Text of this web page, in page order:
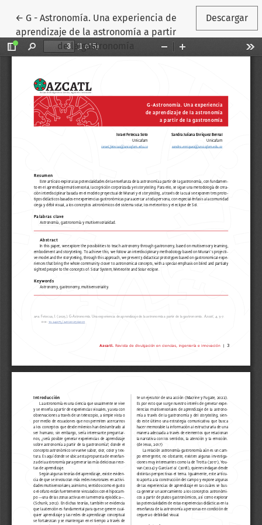
← Volver a los detalles del artículo
G - Astronomía. Una experiencia de
aprendizaje de la astronomía a partir
de la gastronomía
Descargar